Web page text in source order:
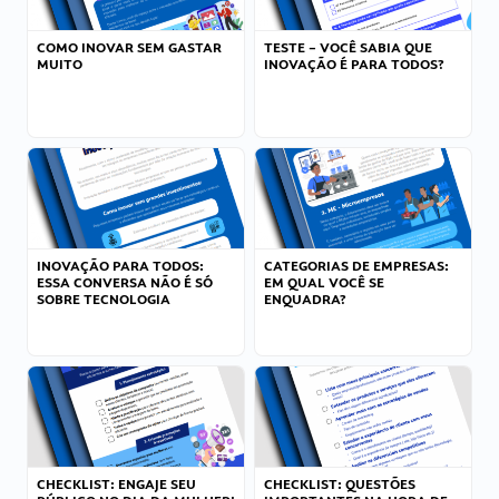
COMO INOVAR SEM GASTAR
MUITO
TESTE – VOCÊ SABIA QUE
INOVAÇÃO É PARA TODOS?
INOVAÇÃO PARA TODOS:
ESSA CONVERSA NÃO É SÓ
SOBRE TECNOLOGIA
CATEGORIAS DE EMPRESAS:
EM QUAL VOCÊ SE
ENQUADRA?
CHECKLIST: ENGAJE SEU
CHECKLIST: QUESTÕES